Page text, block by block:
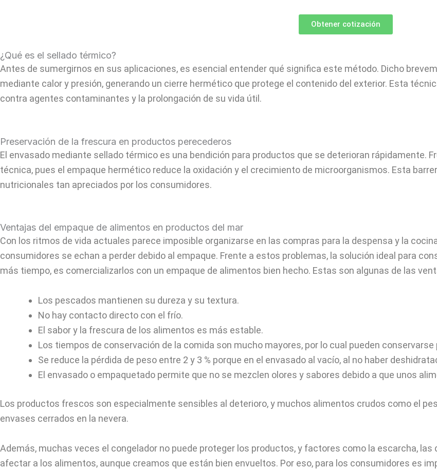
Obtener cotización
¿Qué es el sellado térmico?
Antes de sumergirnos en sus aplicaciones, es esencial entender qué significa este método. Dicho
mediante calor y presión, generando un cierre hermético que protege el contenido del exterior. Esta
contra agentes contaminantes y la prolongación de su vida útil.
Preservación de la frescura en productos perecederos
El envasado mediante sellado térmico es una bendición para productos que se deterioran rápidamente.
técnica, pues el empaque hermético reduce la oxidación y el crecimiento de microorganismos. Esta
nutricionales tan apreciados por los consumidores.
Ventajas del empaque de alimentos en productos del mar
Con los ritmos de vida actuales parece imposible organizarse en las compras para la despensa y la
consumidores se echan a perder debido al empaque. Frente a estos problemas, la solución ideal para
más tiempo, es comercializarlos con un empaque de alimentos bien hecho. Estas son algunas de las
Los pescados mantienen su dureza y su textura.
No hay contacto directo con el frío.
El sabor y la frescura de los alimentos es más estable.
Los tiempos de conservación de la comida son mucho mayores, por lo cual pueden
Se reduce la pérdida de peso entre 2 y 3 % porque en el envasado al vacío, al no haber
El envasado o empaquetado permite que no se mezclen olores y sabores debido a que unos
Los productos frescos son especialmente sensibles al deterioro, y muchos alimentos crudos como el
envases cerrados en la nevera.
Además, muchas veces el congelador no puede proteger los productos, y factores como la escarcha,
afectar a los alimentos, aunque creamos que están bien envueltos. Por eso, para los consumidores es